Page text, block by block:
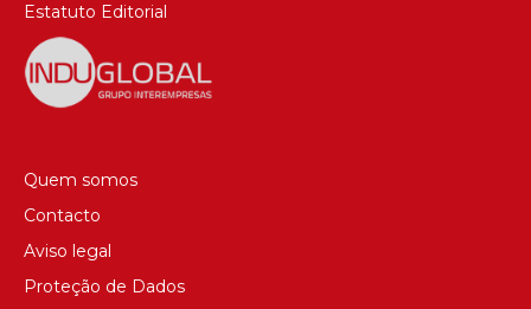
Estatuto Editorial
Quem somos
Contacto
Aviso legal
Proteção de Dados